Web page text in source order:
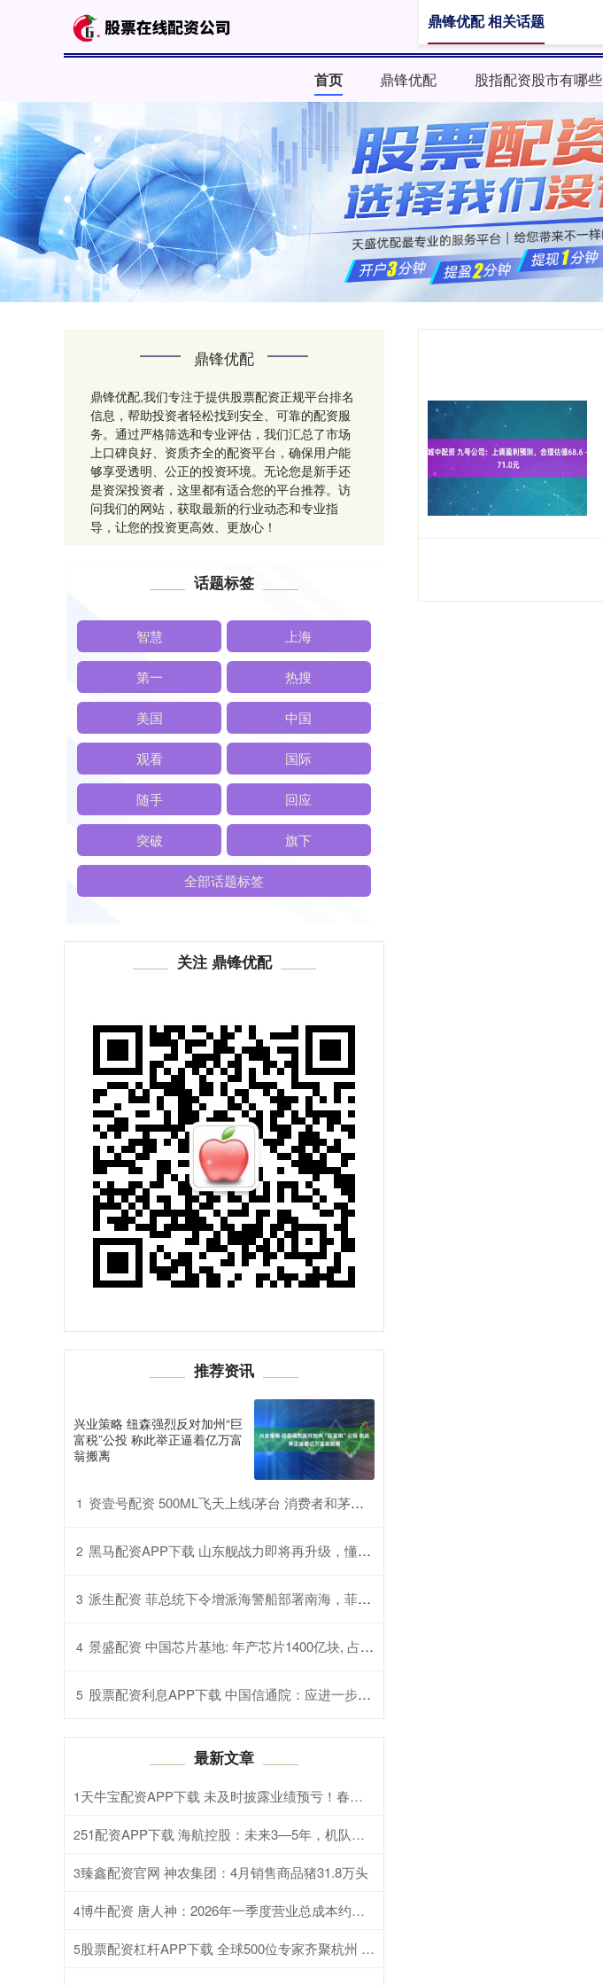
首页 鼎锋优配 股指配资股市有哪些
鼎锋优配 相关话题
鼎锋优配
鼎锋优配,我们专注于提供股票配资正规平台排名
信息，帮助投资者轻松找到安全、可靠的配资服
务。通过严格筛选和专业评估，我们汇总了市场
上口碑良好、资质齐全的配资平台，确保用户能
够享受透明、公正的投资环境。无论您是新手还
是资深投资者，这里都有适合您的平台推荐。访
问我们的网站，获取最新的行业动态和专业指
导，让您的投资更高效、更放心！
话题标签
智慧 上海
第一 热搜
美国 中国
观看 国际
随手 回应
突破 旗下
全部话题标签
关注 鼎锋优配
推荐资讯
兴业策略 纽森强烈反对加州“巨
富税”公投 称此举正逼着亿万富
翁搬离
1 资壹号配资 500ML飞天上线i茅台 消费者和茅台经销商怎么看？
2 黑马配资APP下载 山东舰战力即将再升级，懂行的都知道这意味着啥
3 派生配资 菲总统下令增派海警船部署南海，菲方人员拿出长刀进行挑衅
4 景盛配资 中国芯片基地: 年产芯片1400亿块, 占全国产量的31%
5 股票配资利息APP下载 中国信通院：应进一步推动算力与各行业应用的深度融合与协同创新
最新文章
1 天牛宝配资APP下载 未及时披露业绩预亏！春光科技及时任董事长、总经理被通报批评
2 51配资APP下载 海航控股：未来3—5年，机队规模将以3%~5%年增长速率稳步增长
3臻鑫配资官网 神农集团：4月销售商品猪31.8万头
4 博牛配资 唐人神：2026年一季度营业总成本约为12.66元/公斤
5 股票配资杠杆APP下载 全球500位专家齐聚杭州 浙江计量科技创新成果亮相国际舞台